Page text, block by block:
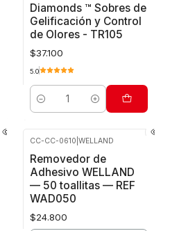
Diamonds ™ Sobres de
Gelificación y Control
de Olores - TR105
$37.100
5.0
Cantidad
CC-CC-0610 WELLAND
Removedor de
Adhesivo WELLAND
— 50 toallitas — REF
WAD050
$24.800